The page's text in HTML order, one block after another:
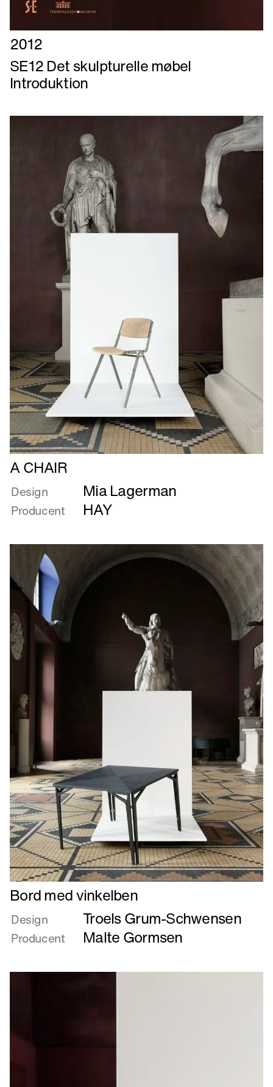
Læs
mere
om
SE12
2012
SE12 Det skulpturelle møbel
Introduktion
Læs
mere
om
A
CHAIR
A CHAIR
Design Mia Lagerman
Producent HAY
Læs
mere
om
Bord
med
Bord med vinkelben
Design Troels Grum-Schwensen
Producent Malte Gormsen